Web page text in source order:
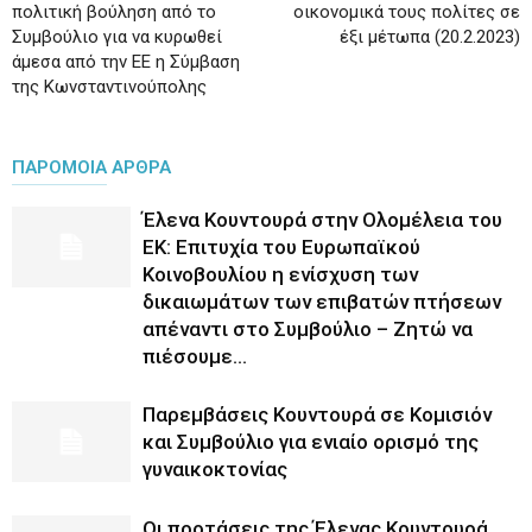
πολιτική βούληση από το
Συμβούλιο για να κυρωθεί
άμεσα από την ΕΕ η Σύμβαση
της Κωνσταντινούπολης
οικονομικά τους πολίτες σε
έξι μέτωπα (20.2.2023)
ΠΑΡΟΜΟΙΑ ΑΡΘΡΑ
Έλενα Κουντουρά στην Ολομέλεια του
ΕΚ: Επιτυχία του Ευρωπαϊκού
Κοινοβουλίου η ενίσχυση των
δικαιωμάτων των επιβατών πτήσεων
απέναντι στο Συμβούλιο – Ζητώ να
πιέσουμε...
Παρεμβάσεις Κουντουρά σε Κομισιόν
και Συμβούλιο για ενιαίο ορισμό της
γυναικοκτονίας